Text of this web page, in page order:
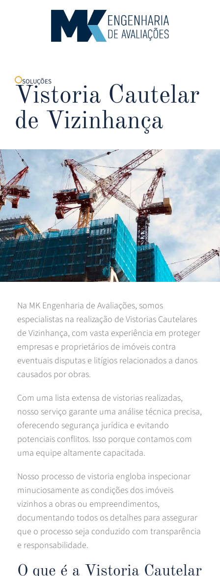
SOLUÇÕES
Vistoria Cautelar
de Vizinhança
Na MK Engenharia de Avaliações, somos
especialistas na realização de Vistorias Cautelares
de Vizinhança, com vasta experiência em proteger
empresas e proprietários de imóveis contra
eventuais disputas e litígios relacionados a danos
causados por obras.
Com uma lista extensa de vistorias realizadas,
nosso serviço garante uma análise técnica precisa,
oferecendo segurança jurídica e evitando
potenciais conflitos. Isso porque contamos com
uma equipe altamente capacitada.
Nosso processo de vistoria engloba inspecionar
minuciosamente as condições dos imóveis
vizinhos a obras ou empreendimentos,
documentando todos os detalhes para assegurar
que o processo seja conduzido com transparência
e responsabilidade.
O que é a Vistoria Cautelar